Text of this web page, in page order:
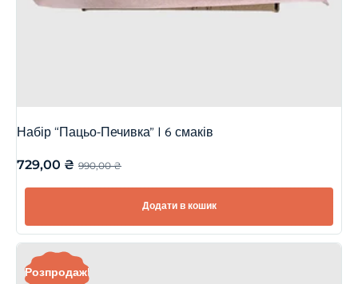
Набір “Пацьо-Печивка” | 6 смаків
990,00₴
729,00 ₴
Додати в кошик
Розпродаж!